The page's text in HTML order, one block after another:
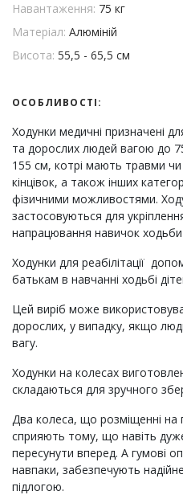
Навантаження: 75 кг
Матеріал: Алюміній
Висота: 55,5 - 65,5 см
ОСОБЛИВОСТІ:
Ходунки медичні призначені
та дорослих людей вагою до
155 см, котрі мають травми
кінцівок, а також інших
фізичними можливостями.
застосовуються для укріплення
напрацювання навичок
Ходунки для реабілітації
батькам в навчанні ходьбі
Цей виріб може
дорослих, у випадку, якщо
вагу.
Ходунки на колесах
складаються для зручного
Два колеса, що розміщенні на
сприяють тому, що навіть
пересунути вперед. А гумові
навпаки, забезпечують
підлогою.